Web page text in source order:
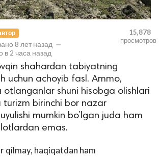
8 лет назад —
в 2 часа назад
15,878
просмотров
shahardan tabiyatning
uchun achoyib fasl. Ammo,
otlanganlar shuni hisobga olishlari
turizm birinchi bor nazar
mumkin bo’lgan juda ham
emas.
qilmay, haqiqatdan ham